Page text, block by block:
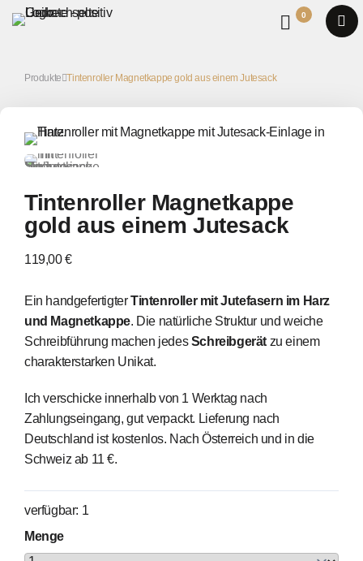
0
Produkte Tintenroller Magnetkappe gold aus einem Jutesack
Tintenroller Magnetkappe
gold aus einem Jutesack
119,00 €
Ein handgefertigterTintenroller mit Jutefasern im Harz
und Magnetkappe. Die natürliche Struktur und weiche
Schreibführung machen jedesSchreibgerät zu einem
charakterstarken Unikat.
Ich verschicke innerhalb von 1 Werktag nach
Zahlungseingang, gut verpackt. Lieferung nach
Deutschland ist kostenlos. Nach Österreich und in die
Schweiz ab 11 €.
verfügbar: 1
Menge